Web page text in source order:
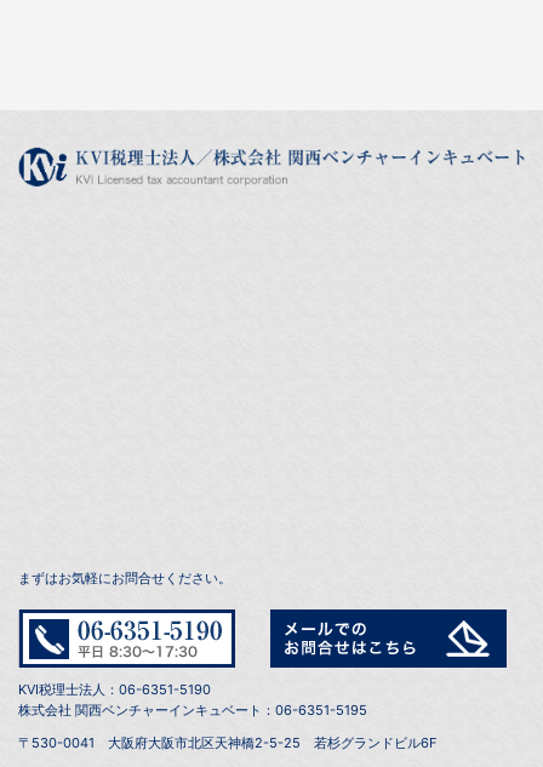
まずはお気軽にお問合せください。
KVI税理士法人：06-6351-5190
株式会社 関西ベンチャーインキュベート：06-6351-5195
〒530-0041 大阪府大阪市北区天神橋2-5-25 若杉グランドビル6F